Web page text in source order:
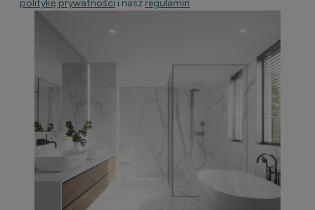
politykę prywatności i nasz regulamin.